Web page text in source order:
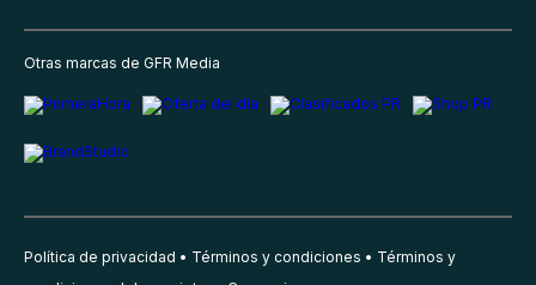
Otras marcas de GFR Media
Política de privacidad Términos y condiciones
Términos y